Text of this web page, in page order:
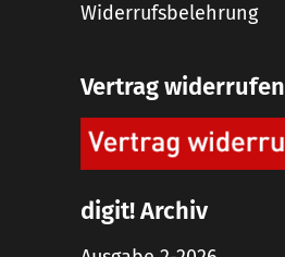
Widerrufsbelehrung
Vertrag widerrufen
digit! Archiv